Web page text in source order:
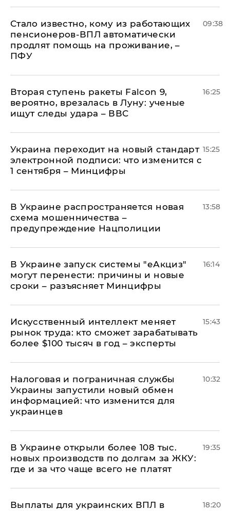
Стало известно, кому из работающих
пенсионеров-ВПЛ автоматически
продлят помощь на проживание, –
ПФУ
09:38
Вторая ступень ракеты Falcon 9,
вероятно, врезалась в Луну: ученые
ищут следы удара – ВВС
16:25
Украина переходит на новый стандарт
электронной подписи: что изменится с
1 сентября – Минцифры
15:25
В Украине распространяется новая
схема мошенничества –
предупреждение Нацполиции
13:58
В Украине запуск системы "еАкциз"
могут перенести: причины и новые
сроки – разъясняет Минцифры
16:14
Искусственный интеллект меняет
рынок труда: кто сможет зарабатывать
более $100 тысяч в год – эксперты
15:43
Налоговая и пограничная службы
Украины запустили новый обмен
информацией: что изменится для
украинцев
10:32
В Украине открыли более 108 тыс.
новых производств по долгам за ЖКУ:
где и за что чаще всего не платят
19:35
Выплаты для украинских ВПЛ в
18:20